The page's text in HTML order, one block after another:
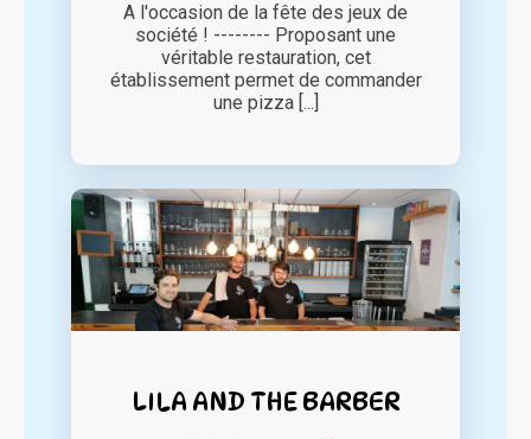
A l'occasion de la fête des jeux de
société ! -------- Proposant une
véritable restauration, cet
établissement permet de commander
une pizza [...]
LILA AND THE BARBER